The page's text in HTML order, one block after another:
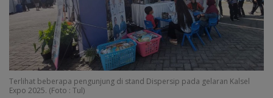
Terlihat beberapa pengunjung di stand Dispersip pada gelaran Kalsel
Expo 2025. (Foto : Tul)